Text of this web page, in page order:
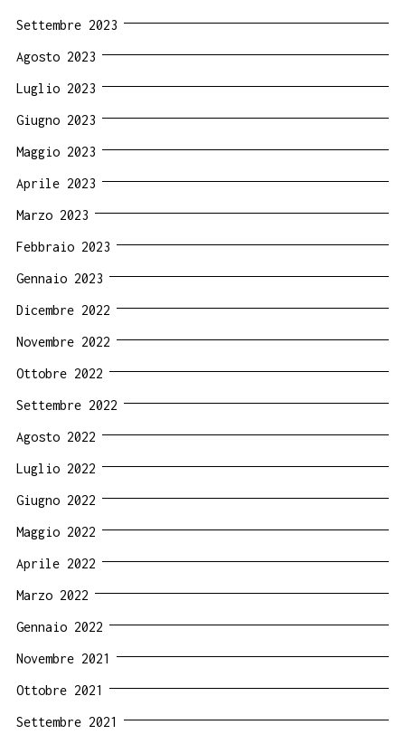
Settembre 2023
Agosto 2023
Luglio 2023
Giugno 2023
Maggio 2023
Aprile 2023
Marzo 2023
Febbraio 2023
Gennaio 2023
Dicembre 2022
Novembre 2022
Ottobre 2022
Settembre 2022
Agosto 2022
Luglio 2022
Giugno 2022
Maggio 2022
Aprile 2022
Marzo 2022
Gennaio 2022
Novembre 2021
Ottobre 2021
Settembre 2021